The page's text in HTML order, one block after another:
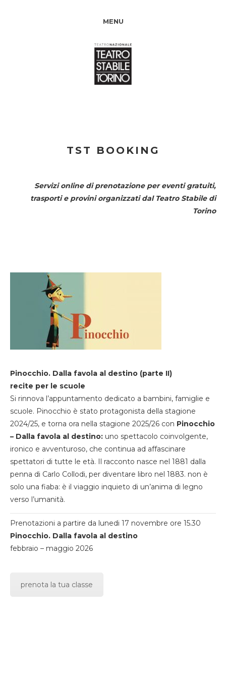
MENU
TST BOOKING
Servizi online di prenotazione per eventi gratuiti,
trasporti e provini organizzati dal Teatro Stabile di
Torino
Pinocchio. Dalla favola al destino (parte II)
recite per le scuole
Si rinnova l’appuntamento dedicato a bambini, famiglie e
scuole. Pinocchio è stato protagonista della stagione
2024/25, e torna ora nella stagione 2025/26 con Pinocchio
– Dalla favola al destino: uno spettacolo coinvolgente,
ironico e avventuroso, che continua ad affascinare
spettatori di tutte le età. Il racconto nasce nel 1881 dalla
penna di Carlo Collodi, per diventare libro nel 1883. non è
solo una fiaba: è il viaggio inquieto di un’anima di legno
verso l’umanità.
Prenotazioni a partire da lunedi 17 novembre ore 15.30
Pinocchio. Dalla favola al destino
febbraio – maggio 2026
prenota la tua classe